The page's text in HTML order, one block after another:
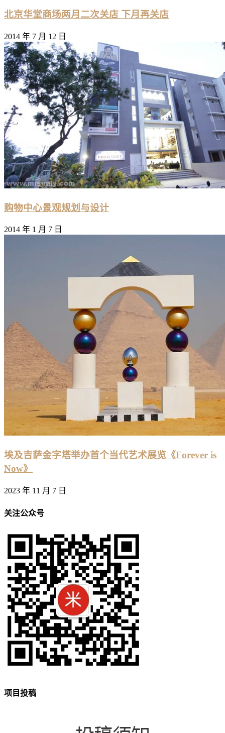
北京华堂商场两月二次关店 下月再关店
2014 年 7 月 12 日
购物中心景观规划与设计
2014 年 1 月 7 日
埃及吉萨金字塔举办首个当代艺术展览《Forever is
Now》
2023 年 11 月 7 日
关注公众号
项目投稿